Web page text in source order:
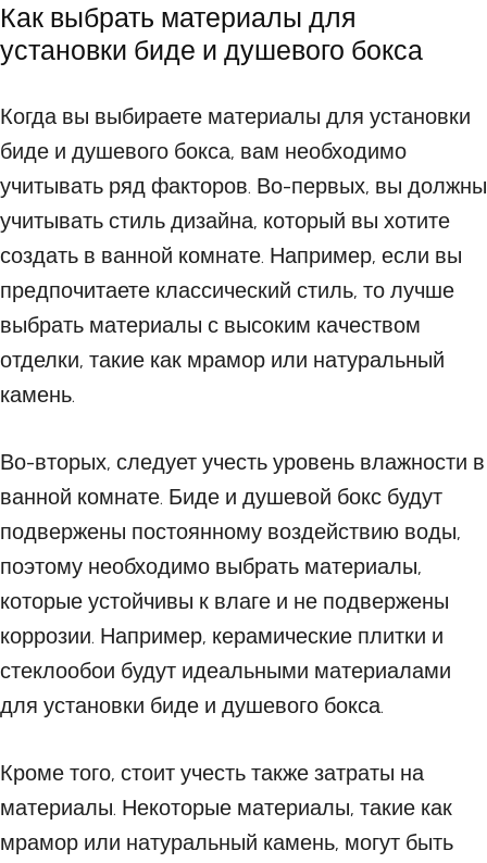
Как выбрать материалы для
установки биде и душевого бокса
Когда вы выбираете материалы для установки
биде и душевого бокса, вам необходимо
учитывать ряд факторов. Во-первых, вы должны
учитывать стиль дизайна, который вы хотите
создать в ванной комнате. Например, если вы
предпочитаете классический стиль, то лучше
выбрать материалы с высоким качеством
отделки, такие как мрамор или натуральный
камень.
Во-вторых, следует учесть уровень влажности в
ванной комнате. Биде и душевой бокс будут
подвержены постоянному воздействию воды,
поэтому необходимо выбрать материалы,
которые устойчивы к влаге и не подвержены
коррозии. Например, керамические плитки и
стеклообои будут идеальными материалами
для установки биде и душевого бокса.
Кроме того, стоит учесть также затраты на
материалы. Некоторые материалы, такие как
мрамор или натуральный камень, могут быть